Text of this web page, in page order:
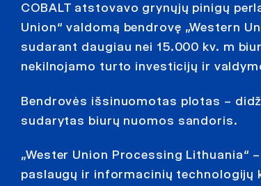
COBALT atstovavo grynųjų pinigų
Union“ valdomą bendrovę „Western
sudarant daugiau nei 15.000 kv. m
nekilnojamo turto investicijų ir
Bendrovės išsinuomotas plotas –
sudarytas biurų nuomos sandoris.
„Wester Union Processing Lithuania“
paslaugų ir informacinių technologijų